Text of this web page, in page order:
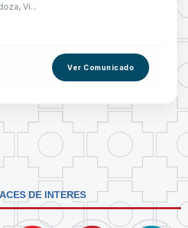
Vi...
Ver Comunicado
DE INTERES